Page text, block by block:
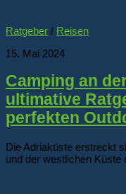
Ratgeber / Reisen
15. Mai 2024
Camping an
ultimative
perfekten
Die Adriaküste erstreckt
und der westlichen Küste